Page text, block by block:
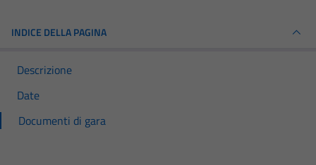
INDICE DELLA PAGINA
Descrizione
Date
Documenti di gara